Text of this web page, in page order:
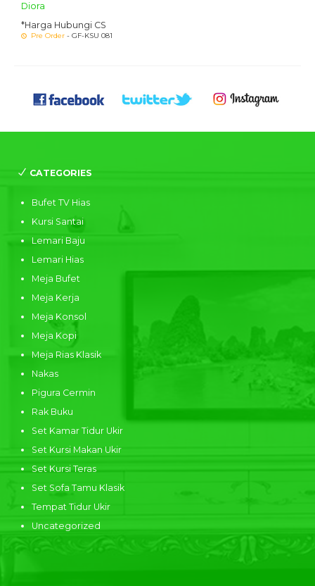
Diora
*Harga Hubungi CS
Pre Order - GF-KSU 081
CATEGORIES
Bufet TV Hias
Kursi Santai
Lemari Baju
Lemari Hias
Meja Bufet
Meja Kerja
Meja Konsol
Meja Kopi
Meja Rias Klasik
Nakas
Pigura Cermin
Rak Buku
Set Kamar Tidur Ukir
Set Kursi Makan Ukir
Set Kursi Teras
Set Sofa Tamu Klasik
Tempat Tidur Ukir
Uncategorized